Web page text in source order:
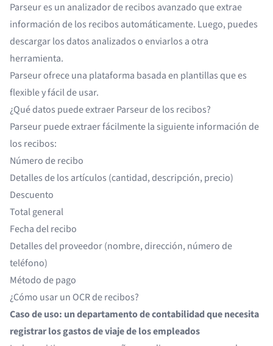
Parseur es un analizador de recibos avanzadoque extrae
información de los recibos automáticamente. Luego, puedes
descargar los datos analizados o enviarlos a otra
herramienta.
Parseur ofrece una plataforma basada en plantillasque es
flexible y fácil de usar.
¿Qué datos puede extraer Parseur de los recibos?
Parseur puede extraer fácilmente la siguiente información de
los recibos:
Número de recibo
Detalles de los artículos (cantidad, descripción, precio)
Descuento
Total general
Fecha del recibo
Detalles del proveedor (nombre, dirección, número de
teléfono)
Método de pago
¿Cómo usar un OCR de recibos?
Caso de uso: un departamento de contabilidad que necesita
registrar los gastos de viaje de los empleados